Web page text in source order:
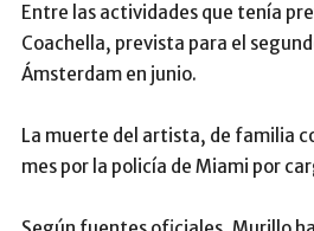
Entre las actividades que tenía
Coachella, prevista para el
Ámsterdam en junio.
La muerte del artista, de familia
mes por la policía de Miami por